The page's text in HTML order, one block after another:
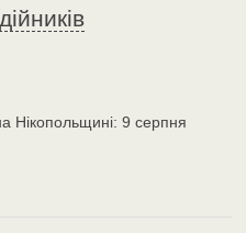
Нікопольщині: 9 серпня